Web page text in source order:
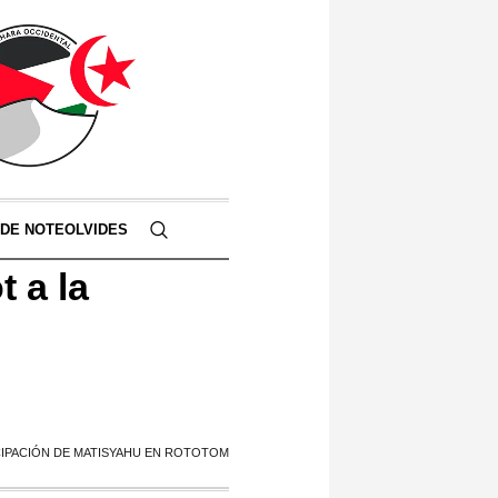
NOTEOLVIDES
a la
DE MATISYAHU EN ‎ROTOTOM‬